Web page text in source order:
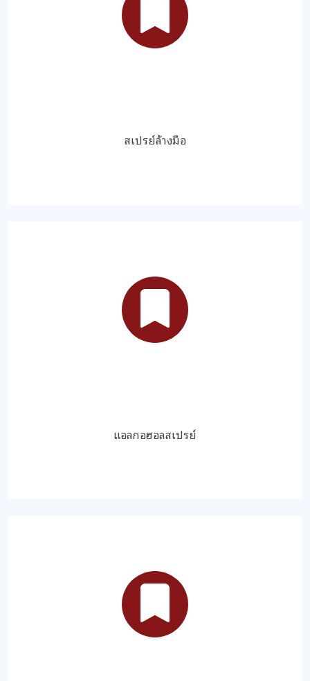
สเปรย์ล้างมือ
แอลกอฮอลสเปรย์